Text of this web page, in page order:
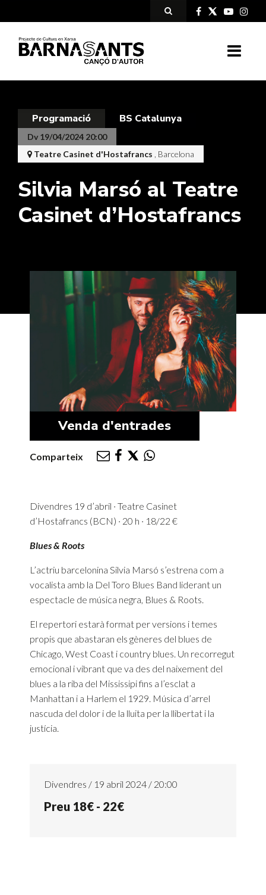
Programació BS Catalunya
Dv 19/04/2024 20:00
Teatre Casinet d'Hostafrancs
, Barcelona
Silvia Marsó al Teatre
Casinet d’Hostafrancs
Venda d'entrades
Comparteix
Divendres 19 d’abril · Teatre Casinet
d’Hostafrancs (BCN) · 20 h · 18/22 €
Blues & Roots
L’actriu barcelonina Silvia Marsó s’estrena com a
vocalista amb la Del Toro Blues Band liderant un
espectacle de música negra, Blues & Roots.
El repertori estarà format per versions i temes
propis que abastaran els gèneres del blues de
Chicago, West Coast i country blues. Un recorregut
emocional i vibrant que va des del naixement del
blues a la riba del Mississipi fins a l’esclat a
Manhattan i a Harlem el 1929. Música d’arrel
nascuda del dolor i de la lluita per la llibertat i la
justícia.
Divendres / 19 abril 2024 / 20:00
Preu 18€ - 22€